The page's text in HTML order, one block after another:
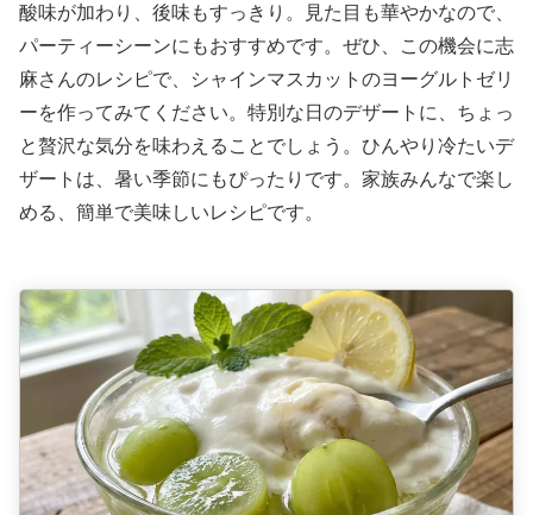
酸味が加わり、後味もすっきり。見た目も華やかなので、
パーティーシーンにもおすすめです。ぜひ、この機会に志
麻さんのレシピで、シャインマスカットのヨーグルトゼリ
ーを作ってみてください。特別な日のデザートに、ちょっ
と贅沢な気分を味わえることでしょう。ひんやり冷たいデ
ザートは、暑い季節にもぴったりです。家族みんなで楽し
める、簡単で美味しいレシピです。